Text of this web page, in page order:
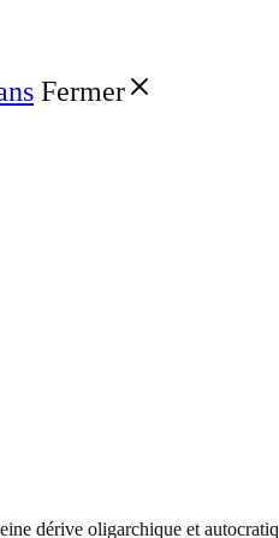
Fermer
dérive oligarchique et